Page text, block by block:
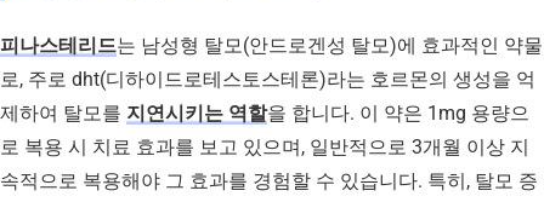
피나스테리드는 남성형 탈모(안드로겐성 탈모)에 효과적인 약물
로, 주로 dht(디하이드로테스토스테론)라는 호르몬의 생성을 억
제하여 탈모를 지연시키는 역할을 합니다. 이 약은 1mg 용량으
로 복용 시 치료 효과를 보고 있으며, 일반적으로 3개월 이상 지
속적으로 복용해야 그 효과를 경험할 수 있습니다. 특히, 탈모 증